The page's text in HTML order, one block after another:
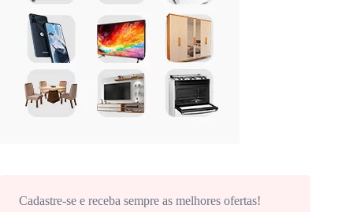
Cadastre-se e receba sempre as melhores ofertas!